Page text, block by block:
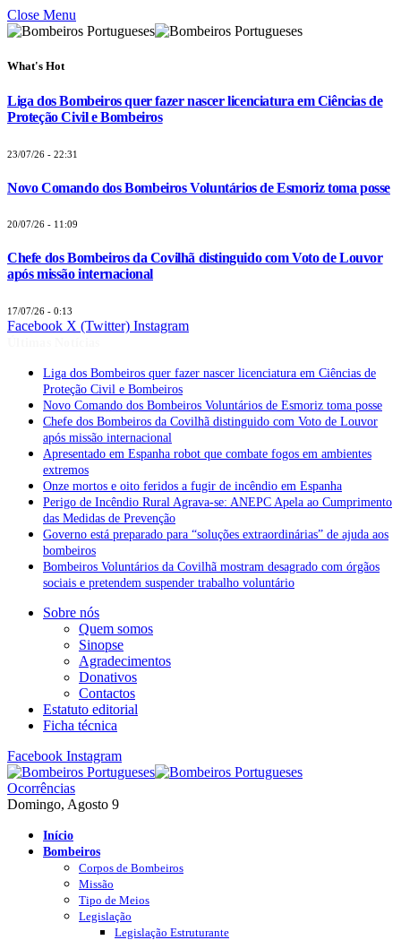
Close Menu
What's Hot
Liga dos Bombeiros quer fazer nascer licenciatura em Ciências de
Proteção Civil e Bombeiros
23/07/26 - 22:31
Novo Comando dos Bombeiros Voluntários de Esmoriz toma posse
20/07/26 - 11:09
Chefe dos Bombeiros da Covilhã distinguido com Voto de Louvor
após missão internacional
17/07/26 - 0:13
Facebook X (Twitter) Instagram
Liga dos Bombeiros quer fazer nascer licenciatura em Ciências de
Proteção Civil e Bombeiros
Novo Comando dos Bombeiros Voluntários de Esmoriz toma posse
Chefe dos Bombeiros da Covilhã distinguido com Voto de Louvor
após missão internacional
Apresentado em Espanha robot que combate fogos em ambientes
extremos
Onze mortos e oito feridos a fugir de incêndio em Espanha
Perigo de Incêndio Rural Agrava-se: ANEPC Apela ao Cumprimento
das Medidas de Prevenção
Governo está preparado para “soluções extraordinárias” de ajuda aos
bombeiros
Bombeiros Voluntários da Covilhã mostram desagrado com órgãos
sociais e pretendem suspender trabalho voluntário
Sobre nós
Quem somos
Sinopse
Agradecimentos
Donativos
Contactos
Estatuto editorial
Ficha técnica
Facebook Instagram
Ocorrências
Domingo, Agosto 9
Início
Bombeiros
Corpos de Bombeiros
Missão
Tipo de Meios
Legislação
Legislação Estruturante